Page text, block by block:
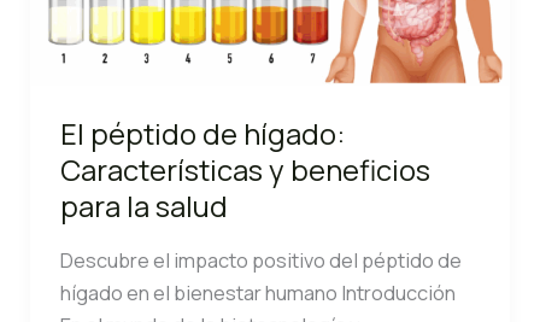
para
la
El péptido de hígado:
Características y beneficios
para la salud
Descubre el impacto positivo del péptido de
hígado en el bienestar humano Introducción